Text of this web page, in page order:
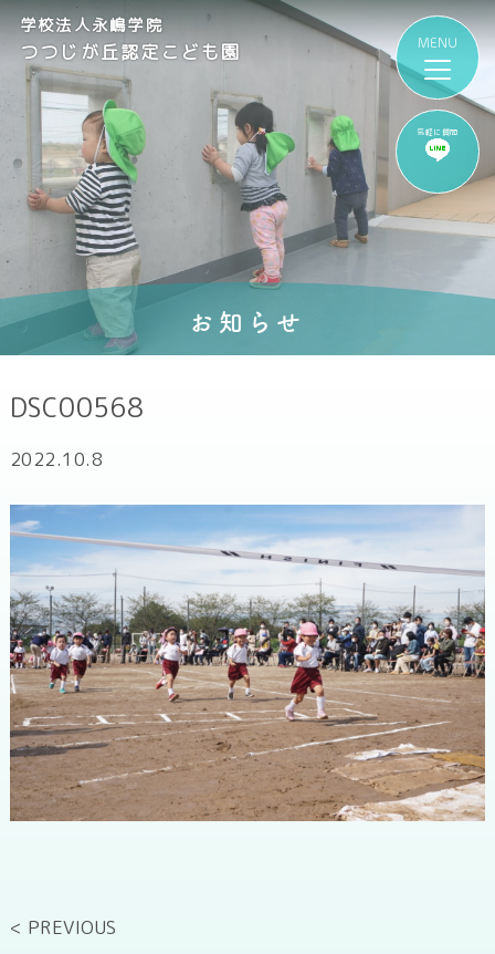
気軽に質問
学校法人永嶋学院
つつじが丘認定こども園
お知らせ
DSC00568
2022.10.8
< PREVIOUS